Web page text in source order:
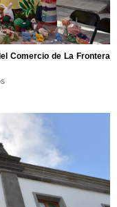
Comercio de La Frontera